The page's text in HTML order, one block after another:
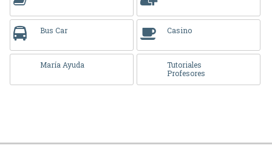
Bus Car Casino
María Ayuda
Tutoriales
Profesores